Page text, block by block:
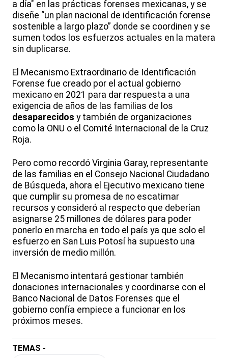
a día" en las prácticas forenses mexicanas, y se
diseñe “un plan nacional de identificación forense
sostenible a largo plazo” donde se coordinen y se
sumen todos los esfuerzos actuales en la matera
sin duplicarse.
El Mecanismo Extraordinario de Identificación
Forense fue creado por el actual gobierno
mexicano en 2021 para dar respuesta a una
exigencia de años de las familias de los
desaparecidos y también de organizaciones
como la ONU o el Comité Internacional de la Cruz
Roja.
Pero como recordó Virginia Garay, representante
de las familias en el Consejo Nacional Ciudadano
de Búsqueda, ahora el Ejecutivo mexicano tiene
que cumplir su promesa de no escatimar
recursos y consideró al respecto que deberían
asignarse 25 millones de dólares para poder
ponerlo en marcha en todo el país ya que solo el
esfuerzo en San Luis Potosí ha supuesto una
inversión de medio millón.
El Mecanismo intentará gestionar también
donaciones internacionales y coordinarse con el
Banco Nacional de Datos Forenses que el
gobierno confía empiece a funcionar en los
próximos meses.
TEMAS -